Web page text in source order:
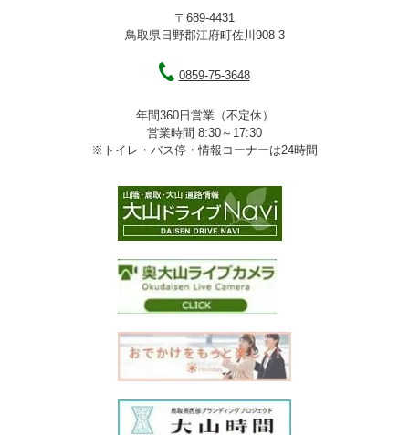
〒689-4431
鳥取県日野郡江府町佐川908-3
0859-75-3648
年間360日営業（不定休）
営業時間 8:30～17:30
※トイレ・バス停・情報コーナーは24時間